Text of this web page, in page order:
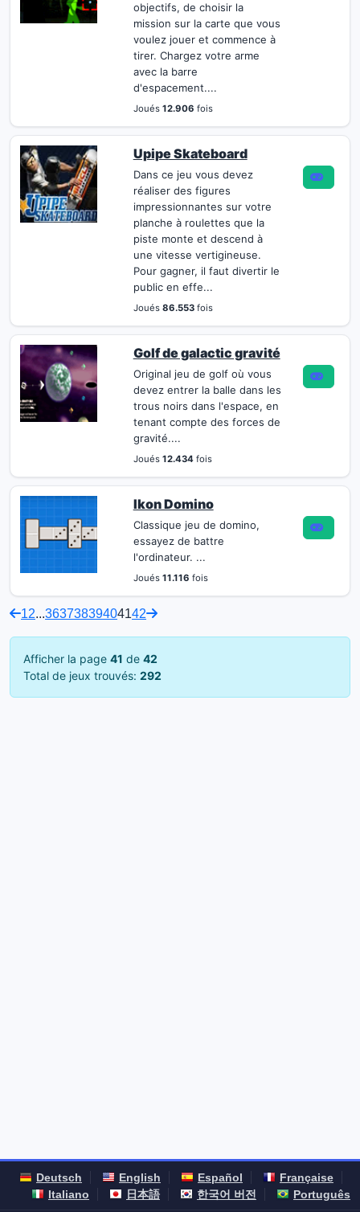
objectifs, de choisir la
mission sur la carte que vous
voulez jouer et commence à
tirer. Chargez votre arme
avec la barre
d'espacement....
Joués 12.906 fois
Upipe Skateboard
Dans ce jeu vous devez
réaliser des figures
impressionnantes sur votre
planche à roulettes que la
piste monte et descend à
une vitesse vertigineuse.
Pour gagner, il faut divertir le
public en effe...
Joués 86.553fois
Golf de galactic gravité
Original jeu de golf où vous
devez entrer la balle dans les
trous noirs dans l'espace, en
tenant compte des forces de
gravité....
Joués 12.434fois
Ikon Domino
Classique jeu de domino,
essayez de battre
l'ordinateur. ...
Joués 11.116 fois
12...36373839404142
Afficher la page 41 de 42
Total de jeux trouvés: 292
Deutsch English Español
Française
Italiano
日本語 한국어 버전 Português